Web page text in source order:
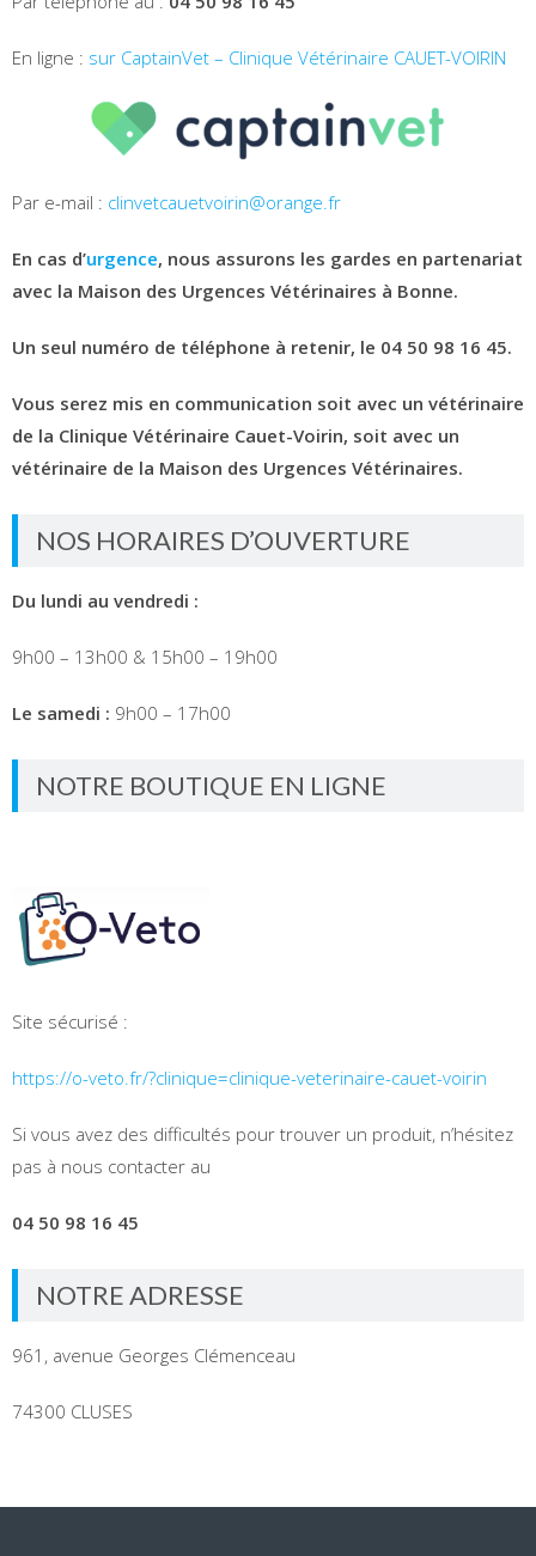
En ligne : sur CaptainVet – Clinique Vétérinaire CAUET-VOIRIN
Par e-mail : clinvetcauetvoirin@orange.fr
En cas d’urgence, nous assurons les gardes en partenariat
avec la Maison des Urgences Vétérinaires à Bonne.
Un seul numéro de téléphone à retenir, le 04 50 98 16 45.
Vous serez mis en communication soit avec un vétérinaire
de la Clinique Vétérinaire Cauet-Voirin, soit avec un
vétérinaire de la Maison des Urgences Vétérinaires.
NOS HORAIRES D’OUVERTURE
Du lundi au vendredi :
9h00 – 13h00 & 15h00 – 19h00
Le samedi : 9h00 – 17h00
NOTRE BOUTIQUE EN LIGNE
Site sécurisé :
https://o-veto.fr/?clinique=clinique-veterinaire-cauet-voirin
Si vous avez des difficultés pour trouver un produit, n’hésitez
pas à nous contacter au
04 50 98 16 45
NOTRE ADRESSE
961, avenue Georges Clémenceau
74300 CLUSES